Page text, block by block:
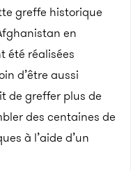
greffe historique
en
été réalisées
d’être aussi
de greffer plus de
des centaines de
à l’aide d’un